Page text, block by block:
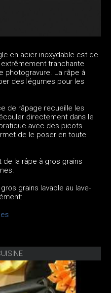
en acier inoxydable est de
tranchante
photogravure. La râpe à
des légumes pour les
de râpage recueille les
directement dans le
avec des picots
de le poser en toute
la râpe à gros grains
grains lavable au lave-